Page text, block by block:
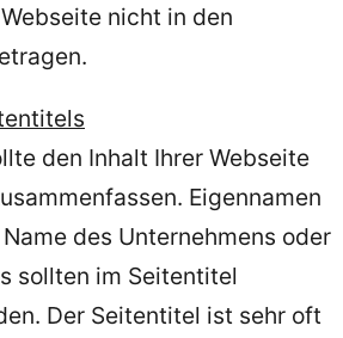
nicht in den
den Inhalt Ihrer Webseite
Eigennamen
des Unternehmens oder
sollten im Seitentitel
Der Seitentitel ist sehr oft